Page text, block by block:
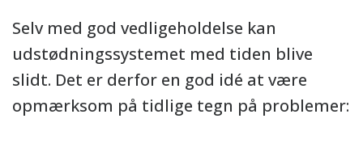
Selv med god vedligeholdelse kan
udstødningssystemet med tiden blive
slidt. Det er derfor en god idé at være
opmærksom på tidlige tegn på problemer: